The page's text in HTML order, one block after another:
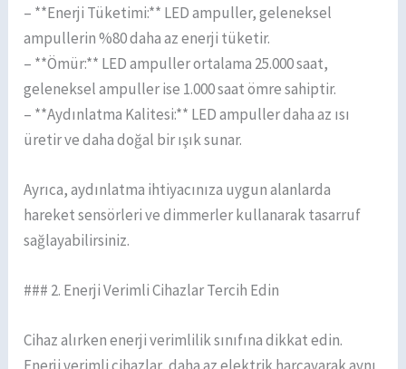
– **Enerji Tüketimi:** LED ampuller, geleneksel
ampullerin %80 daha az enerji tüketir.
– **Ömür:** LED ampuller ortalama 25.000 saat,
geleneksel ampuller ise 1.000 saat ömre sahiptir.
– **Aydınlatma Kalitesi:** LED ampuller daha az ısı
üretir ve daha doğal bir ışık sunar.
Ayrıca, aydınlatma ihtiyacınıza uygun alanlarda
hareket sensörleri ve dimmerler kullanarak tasarruf
sağlayabilirsiniz.
### 2. Enerji Verimli Cihazlar Tercih Edin
Cihaz alırken enerji verimlilik sınıfına dikkat edin.